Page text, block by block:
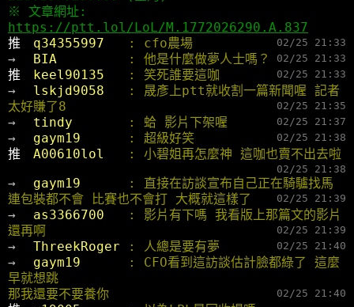
※ 文章網址:
https://ptt.lol/LoL/M.1772026290.A.837
推
q34355997 : cfo農場 02/25 21:33
→ BIA : 他是什麼做夢人士嗎？ 02/25 21:33
推 keel90135 : 笑死誰要這咖 02/25 21:33
→ lskjd9058
: 晟彥上ptt就收割一篇新聞喔 記者
太好賺了8
02/25 21:35
→ tindy : 蛤 影片下架喔 02/25 21:37
→ gaym19 : 超級好笑 02/25 21:38
推 A00610lol : 小碧姐再怎麼神 這咖也賣不出去啦
02/25 21:38
→ gaym19
: 直接在訪談宣布自己正在騎驢找馬
連包裝都不會 比賽也不會打 大概就這樣了
02/25 21:39
→ as3366700
: 影片有下嗎 我看版上那篇文的影片
還再啊
02/25 21:39
→ ThreekRoger : 人總是要有夢 02/25 21:40
→ gaym19
: CFO看到這訪談估計臉都綠了 這麼
早就想跳
那我還要不要養你
02/25 21:40